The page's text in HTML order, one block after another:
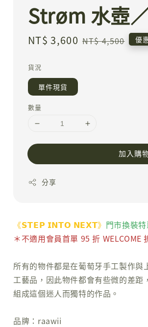
Strøm 水壺
Sale
NT$ 3,600 Regular
NT$ 4,500 優
貨況
單件現貨
數量
加入購
分享
《𝗦𝗧𝗘𝗣 𝗜𝗡𝗧𝗢 𝗡𝗘𝗫𝗧》 門市換裝
＊不適用會員首單 95 折 WELCOME
所有的物件都是在葡萄牙手工製作
工藝品，因此物件都會有些微的差
組成這個迷人而獨特的作品。
品牌：raawii